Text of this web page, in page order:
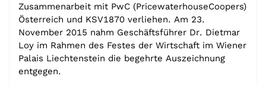
Zusammenarbeit mit PwC (PricewaterhouseCoopers)
Österreich und KSV1870 verliehen. Am 23.
November 2015 nahm Geschäftsführer Dr. Dietmar
Loy im Rahmen des Festes der Wirtschaft im Wiener
Palais Liechtenstein die begehrte Auszeichnung
entgegen.